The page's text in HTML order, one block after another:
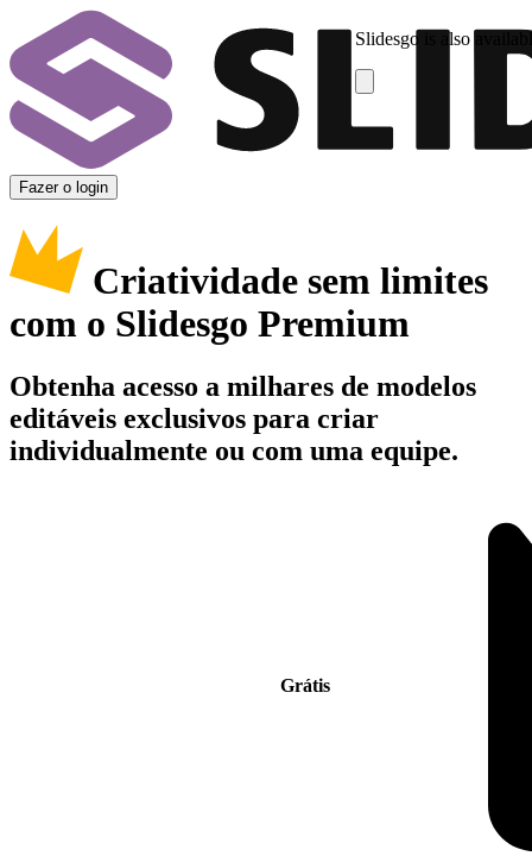
Slidesgo is also
Fazer o login
Criatividade sem limites
com o Slidesgo Premium
Obtenha acesso a milhares de modelos
editáveis exclusivos para criar
individualmente ou com uma equipe.
Grátis